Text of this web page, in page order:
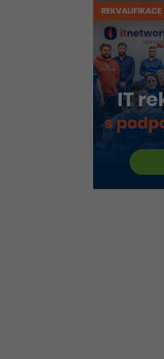
Metodiky
.NET
Konzole
Algoritmy
Historie
Unity 3D